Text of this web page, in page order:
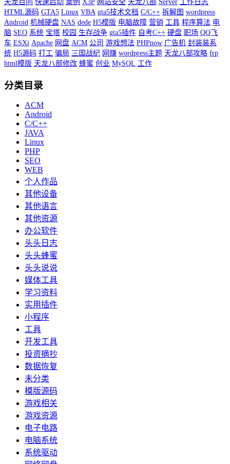
天龙百问 快速启动 案例 X3P 网站安全 天龙八部 Server 工作日志
HTML源码 GTA5 Linux VBA gta5技术文档 C/C++ 拆解图 wordpress
Android 机械硬盘 NAS dede H5模版 电脑故障 营销 工具 程序算法 电
脑 SEO 系统 宝塔 校园 生存战争 gta5插件 自考C++ 硬盘 职场 QQ飞
车 ESXi Apache 网盘 ACM 公司 游戏想法 PHPnow 广告机 封装装系
统 H5源码 打工 骗局 三国战纪 网赚 wordpress主题 天龙八部攻略 frp
html模版 天龙八部修改 蜂蜜 创业 MySQL 工作
分类目录
ACM
Android
C/C++
JAVA
Linux
PHP
SEO
WEB
个人作品
其他设备
其他语言
其他资源
办公软件
头头日志
头头蜂蜜
头头说说
媒体工具
学习资料
实用插件
小程序
工具
开发工具
投资摘抄
数据恢复
未分类
模版源码
游戏相关
游戏资源
电子电路
电脑系统
系统驱动